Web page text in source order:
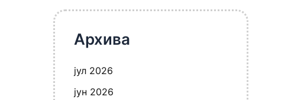
Архива
јул 2026
јун 2026